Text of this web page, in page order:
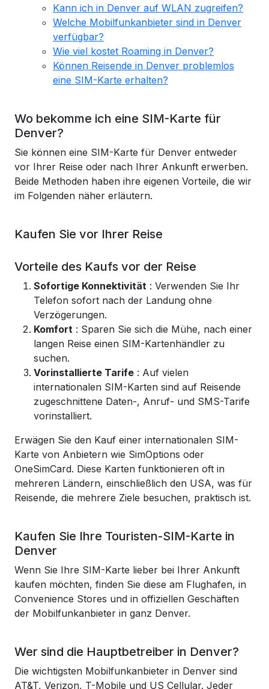
Kann ich in Denver auf WLAN zugreifen?
Welche Mobilfunkanbieter sind in Denver
verfügbar?
Wie viel kostet Roaming in Denver?
Können Reisende in Denver problemlos
eine SIM-Karte erhalten?
Wo bekomme ich eine SIM-Karte für
Denver?
Sie können eine SIM-Karte für Denver entweder
vor Ihrer Reise oder nach Ihrer Ankunft erwerben.
Beide Methoden haben ihre eigenen Vorteile, die wir
im Folgenden näher erläutern.
Kaufen Sie vor Ihrer Reise
Vorteile des Kaufs vor der Reise
Sofortige Konnektivität : Verwenden Sie Ihr
Telefon sofort nach der Landung ohne
Verzögerungen.
Komfort : Sparen Sie sich die Mühe, nach einer
langen Reise einen SIM-Kartenhändler zu
suchen.
Vorinstallierte Tarife : Auf vielen
internationalen SIM-Karten sind auf Reisende
zugeschnittene Daten-, Anruf- und SMS-Tarife
vorinstalliert.
Erwägen Sie den Kauf einer internationalen SIM-
Karte von Anbietern wie SimOptions oder
OneSimCard. Diese Karten funktionieren oft in
mehreren Ländern, einschließlich den USA, was für
Reisende, die mehrere Ziele besuchen, praktisch ist.
Kaufen Sie Ihre Touristen-SIM-Karte in
Denver
Wenn Sie Ihre SIM-Karte lieber bei Ihrer Ankunft
kaufen möchten, finden Sie diese am Flughafen, in
Convenience Stores und in offiziellen Geschäften
der Mobilfunkanbieter in ganz Denver.
Wer sind die Hauptbetreiber in Denver?
Die wichtigsten Mobilfunkanbieter in Denver sind
AT&T, Verizon, T-Mobile und US Cellular. Jeder